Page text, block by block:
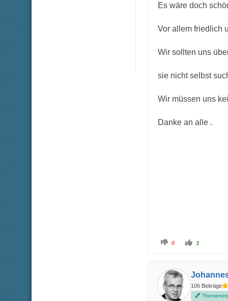
Es wäre doch
Vor allem friedlich
Wir sollten uns
sie nicht selbst
Wir müssen uns
Danke an alle .
A
c
k
e
n
f
ü
0
A
n
n
f
3
106 Beiträge